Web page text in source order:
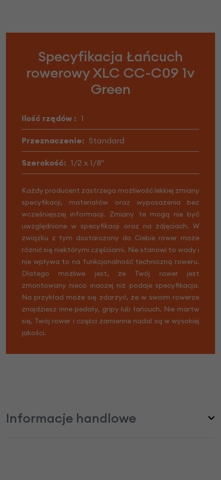
Specyfikacja Łańcuch
rowerowy XLC CC-C09 1v
Green
Ilość rzędów : 1
Przeznaczenie: Standard
Szerokość: 1/2 x 1/8"
Każdy producent zastrzega możliwość lekkiej zmiany
specyfikacji, materiałów oraz wyposażenia bez
wcześniejszej informacji. Zmiany te mogą nie być
uwzględnione w specyfikacji oraz na zdjęciach. W
związku z tym dostarczony do Ciebie rower może
różnić się niektórymi częściami. Nie stanowi to wady i
nie wpływa to na funkcjonalność techniczną roweru.
Dlatego możliwe jest, że Twój rower jest
zmontowany nieco inaczej niż podaje specyfikacja.
Na przykład może się zdarzyć, że w swoim rowerze
znajdziesz inne pedały, gripy lub łańcuch. Nie martw
się, Twój rower i części zamienne nadal są w wysokiej
jakości.
Informacje handlowe